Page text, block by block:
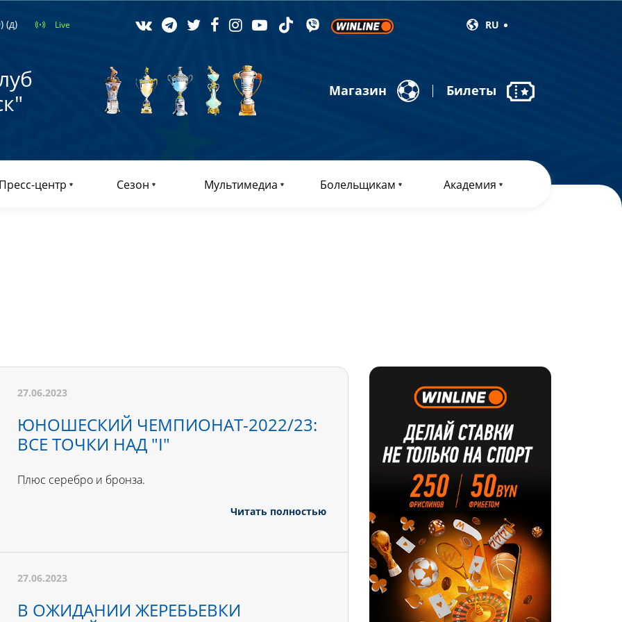
(д) Live RU
Магазин Билеты
центр Сезон Мультимедиа Болельщикам Академия
27.06.2023
ЮНОШЕСКИЙ ЧЕМПИОНАТ-2022/23:
ВСЕ ТОЧКИ НАД "I"
Плюс серебро и бронза.
Читать полностью
27.06.2023
В ОЖИДАНИИ ЖЕРЕБЬЕВКИ